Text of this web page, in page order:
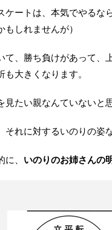
ケートは、本気でやるな
もしれませんが）
て、勝ち負けがあって、
も大きくなります。
見たい親なんていないと
それに対するいのりの姿
、 いのりのお姉さんの